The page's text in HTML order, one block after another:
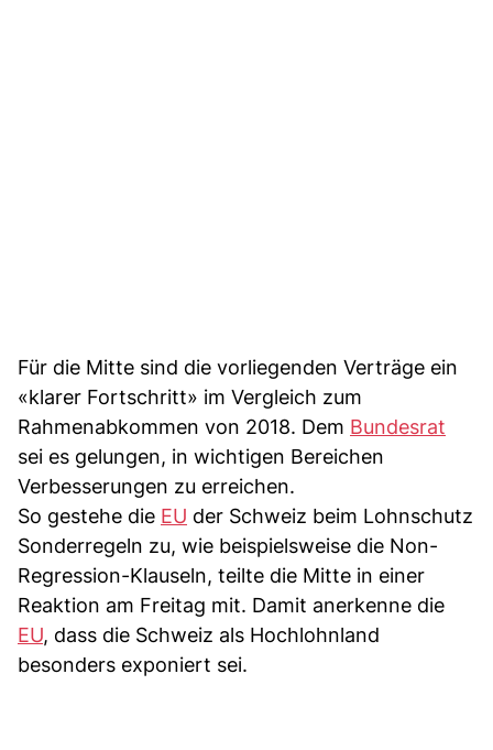
Für die Mitte sind die vorliegenden Verträge ein
«klarer Fortschritt» im Vergleich zum
Rahmenabkommen von 2018. Dem Bundesrat
sei es gelungen, in wichtigen Bereichen
Verbesserungen zu erreichen.
So gestehe die EU der Schweiz beim Lohnschutz
Sonderregeln zu, wie beispielsweise die Non-
Regression-Klauseln, teilte die Mitte in einer
Reaktion am Freitag mit. Damit anerkenne die
EU, dass die Schweiz als Hochlohnland
besonders exponiert sei.